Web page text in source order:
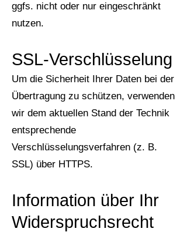
ggfs. nicht oder nur eingeschränkt
nutzen.
SSL-Verschlüsselung
Um die Sicherheit Ihrer Daten bei der
Übertragung zu schützen, verwenden
wir dem aktuellen Stand der Technik
entsprechende
Verschlüsselungsverfahren (z. B.
SSL) über HTTPS.
Information über Ihr
Widerspruchsrecht